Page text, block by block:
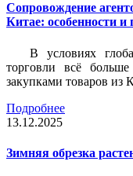
Сопровождение
Китае: особенности
В условиях
торговли всё
закупками товаров из
Подробнее
13.12.2025
Зимняя обрезка